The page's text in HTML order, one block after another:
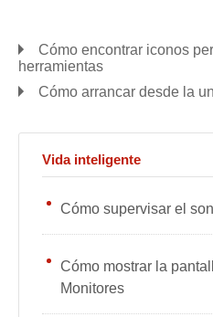
Cómo encontrar iconos
herramientas
Cómo arrancar desde la
Vida inteligente
Cómo supervisar el
Cómo mostrar la
Monitores